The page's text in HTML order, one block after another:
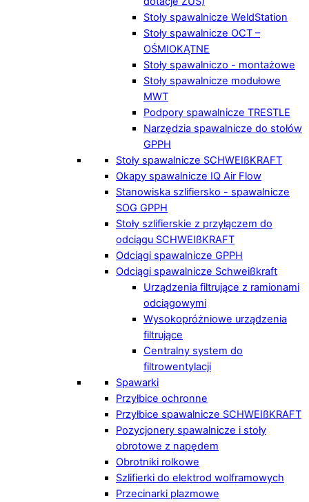
Stoły spawalnicze WeldStation
Stoły spawalnicze OCT –
OŚMIOKĄTNE
Stoły spawalniczo - montażowe
Stoły spawalnicze modułowe
MWT
Podpory spawalnicze TRESTLE
Narzędzia spawalnicze do stołów
GPPH
Stoły spawalnicze SCHWEIßKRAFT
Okapy spawalnicze IQ Air Flow
Stanowiska szlifiersko - spawalnicze
SOG GPPH
Stoły szlifierskie z przyłączem do
odciągu SCHWEIßKRAFT
Odciągi spawalnicze GPPH
Odciągi spawalnicze Schweißkraft
Urządzenia filtrujące z ramionami
odciągowymi
Wysokopróżniowe urządzenia
filtrujące
Centralny system do
filtrowentylacji
Spawarki
Przyłbice ochronne
Przyłbice spawalnicze SCHWEIßKRAFT
Pozycjonery spawalnicze i stoły
obrotowe z napędem
Obrotniki rolkowe
Szlifierki do elektrod wolframowych
Przecinarki plazmowe